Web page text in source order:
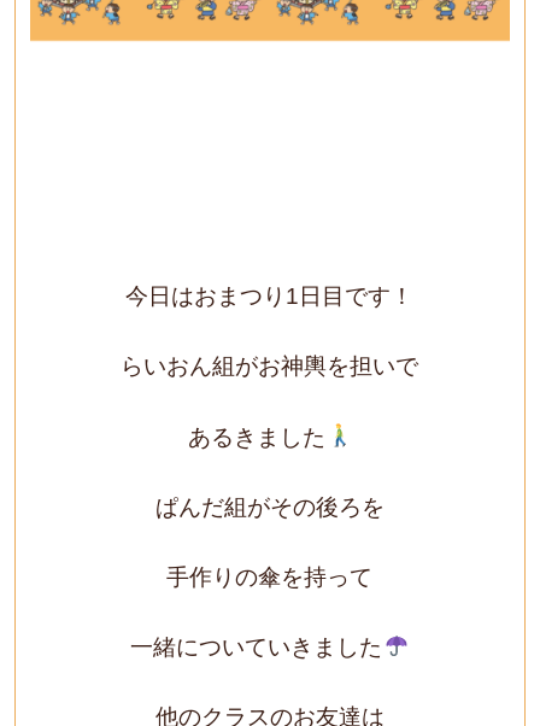
今日はおまつり1日目です！
らいおん組がお神輿を担いで
あるきました
ぱんだ組がその後ろを
手作りの傘を持って
一緒についていきました
他のクラスのお友達は